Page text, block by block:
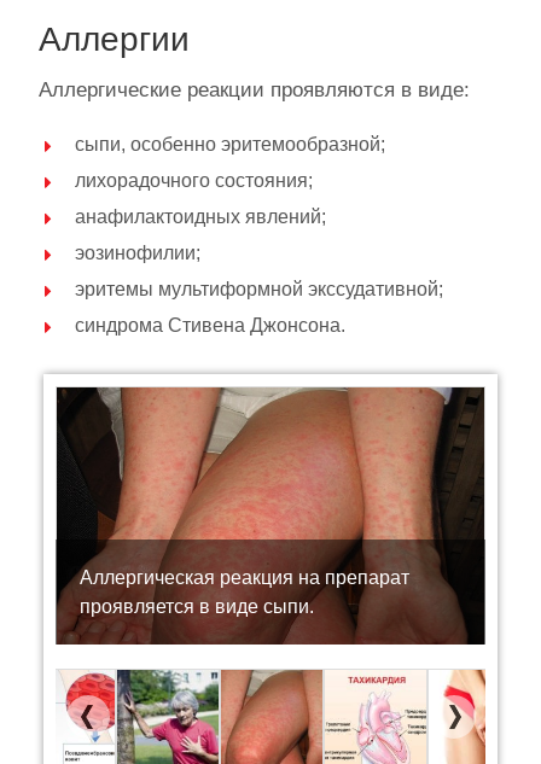
Аллергии
Аллергические реакции проявляются в виде:
сыпи, особенно эритемообразной;
лихорадочного состояния;
анафилактоидных явлений;
эозинофилии;
эритемы мультиформной экссудативной;
синдрома Стивена Джонсона.
Аллергическая реакция на препарат
проявляется в виде сыпи.
Previous Next